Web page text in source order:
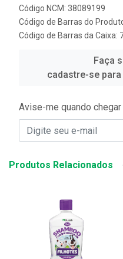
Código NCM: 38089199
Código de Barras do
Código de Barras da Caixa:
Faça
cadastre-se
Avise-me quando chegar
Produtos Relacionados